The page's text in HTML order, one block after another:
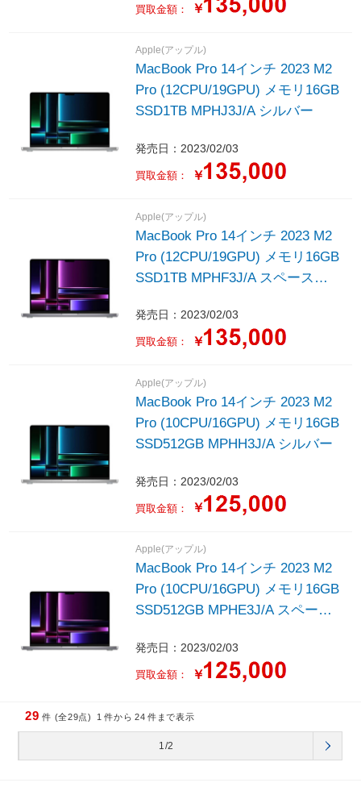
買取金額： ￥
Apple(アップル)
MacBook Pro 14インチ 2023 M2
Pro (12CPU/19GPU) メモリ16GB
SSD1TB MPHJ3J/A シルバー
発売日：2023/02/03
買取金額： ￥
Apple(アップル)
MacBook Pro 14インチ 2023 M2
Pro (12CPU/19GPU) メモリ16GB
SSD1TB MPHF3J/A スペースグ
発売日：2023/02/03
買取金額： ￥
Apple(アップル)
MacBook Pro 14インチ 2023 M2
Pro (10CPU/16GPU) メモリ16GB
SSD512GB MPHH3J/A シルバー
発売日：2023/02/03
買取金額： ￥
Apple(アップル)
MacBook Pro 14インチ 2023 M2
Pro (10CPU/16GPU) メモリ16GB
SSD512GB MPHE3J/A スペース
発売日：2023/02/03
買取金額： ￥
29 件 (全29点) 1 件から 24 件まで表示
1/2